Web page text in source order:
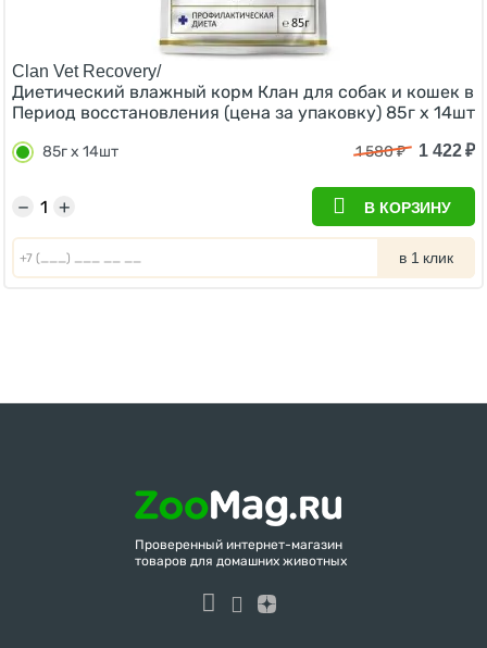
Clan Vet Recovery/
Диетический влажный корм Клан для собак и кошек в
Период восстановления (цена за упаковку) 85г х 14шт
85г х 14шт 1 580₽ 1 422₽
+
− В КОРЗИНУ
в 1 клик
Проверенный интернет-магазин
товаров для домашних животных